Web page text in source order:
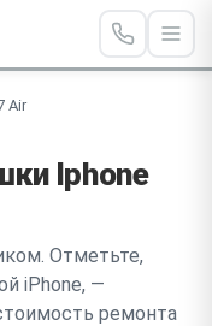
Air
Iphone
Отметьте,
iPhone, —
ремонта